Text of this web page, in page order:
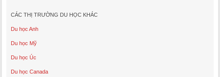
CÁC THỊ TRƯỜNG DU HỌC KHÁC
Du học Anh
Du học Mỹ
Du học Úc
Du học Canada